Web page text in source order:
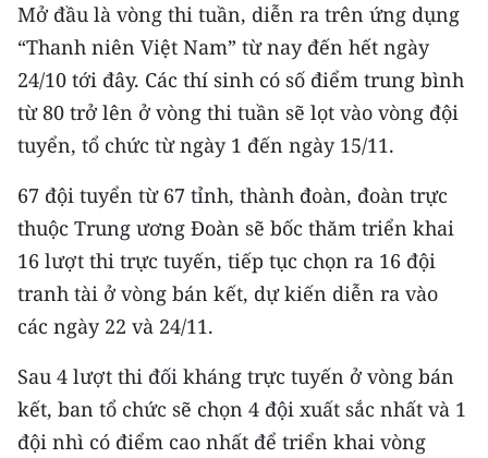
RADIO
MEDIA CENTER
E-Magazine
Video
Media Chính trị
Media Kinh tế
Media Văn hóa
Media Xã hội
Media Pháp luật
Mở đầu là vòng thi tuần, diễn ra trên ứng dụng
“Thanh niên Việt Nam” từ nay đến hết ngày
24/10 tới đây. Các thí sinh có số điểm trung bình
từ 80 trở lên ở vòng thi tuần sẽ lọt vào vòng đội
tuyển, tổ chức từ ngày 1 đến ngày 15/11.
67 đội tuyển từ 67 tỉnh, thành đoàn, đoàn trực
thuộc Trung ương Đoàn sẽ bốc thăm triển khai
16 lượt thi trực tuyến, tiếp tục chọn ra 16 đội
tranh tài ở vòng bán kết, dự kiến diễn ra vào
các ngày 22 và 24/11.
Sau 4 lượt thi đối kháng trực tuyến ở vòng bán
kết, ban tổ chức sẽ chọn 4 đội xuất sắc nhất và 1
đội nhì có điểm cao nhất để triển khai vòng